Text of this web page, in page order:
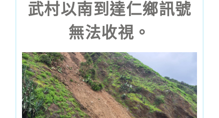
武村以南到達仁鄉訊號
無法收視。